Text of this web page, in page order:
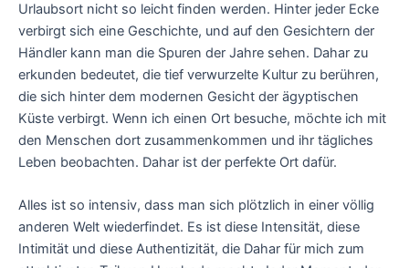
Urlaubsort nicht so leicht finden werden. Hinter jeder Ecke
verbirgt sich eine Geschichte, und auf den Gesichtern der
Händler kann man die Spuren der Jahre sehen. Dahar zu
erkunden bedeutet, die tief verwurzelte Kultur zu berühren,
die sich hinter dem modernen Gesicht der ägyptischen
Küste verbirgt. Wenn ich einen Ort besuche, möchte ich mit
den Menschen dort zusammenkommen und ihr tägliches
Leben beobachten. Dahar ist der perfekte Ort dafür.
Alles ist so intensiv, dass man sich plötzlich in einer völlig
anderen Welt wiederfindet. Es ist diese Intensität, diese
Intimität und diese Authentizität, die Dahar für mich zum